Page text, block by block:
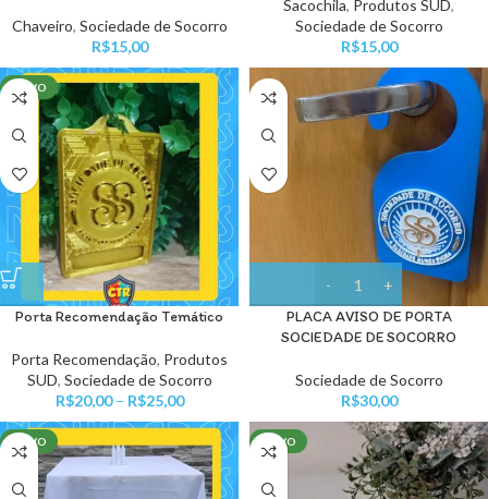
Chaveiro, Sociedade de Socorro
R$15,00
Sacochila, Produtos SUD,
Sociedade de Socorro
R$15,00
NOVO
Porta Recomendação Temático
Porta Recomendação, Produtos
SUD, Sociedade de Socorro
R$20,00 – R$25,00
PLACA AVISO DE PORTA
SOCIEDADE DE SOCORRO
Sociedade de Socorro
R$30,00
NOVO NOVO